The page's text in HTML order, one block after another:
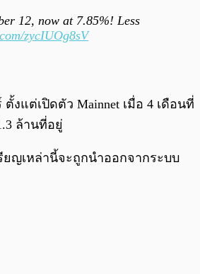
12, now at 7.85%! Less
zycIUOg8sV
แต่เปิดตัว Mainnet เมื่อ 4 เดือนที่
ล้านที่อยู่
ยญเหล่านี้จะถูกนำออกจากระบบ